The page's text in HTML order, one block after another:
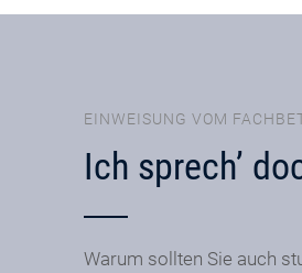
EINWEISUNG VOM
Ich sprech’
Warum sollten Sie auch